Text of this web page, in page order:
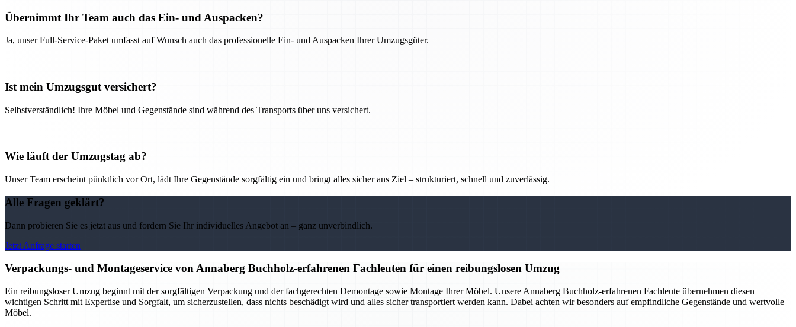
Übernimmt Ihr Team auch das Ein- und Auspacken?
Ja, unser Full-Service-Paket umfasst auf Wunsch auch das professionelle Ein- und Auspacken Ihrer Umzugsgüter.
Ist mein Umzugsgut versichert?
Selbstverständlich! Ihre Möbel und Gegenstände sind während des Transports über uns versichert.
Wie läuft der Umzugstag ab?
Unser Team erscheint pünktlich vor Ort, lädt Ihre Gegenstände sorgfältig ein und bringt alles sicher ans Ziel – strukturiert, schnell und zuverlässig.
Alle Fragen geklärt?
Dann probieren Sie es jetzt aus und fordern Sie Ihr individuelles Angebot an – ganz unverbindlich.
Jetzt Anfrage starten
Verpackungs- und Montageservice von Annaberg Buchholz-erfahrenen Fachleuten für einen reibungslosen Umzug
Ein reibungsloser Umzug beginnt mit der sorgfältigen Verpackung und der fachgerechten Demontage sowie Montage Ihrer Möbel. Unsere Annaberg Buchholz-erfahrenen Fachleute übernehmen diesen
wichtigen Schritt mit Expertise und Sorgfalt, um sicherzustellen, dass nichts beschädigt wird und alles sicher transportiert werden kann. Dabei achten wir besonders auf empfindliche Gegenstände und wertvolle
Möbel.